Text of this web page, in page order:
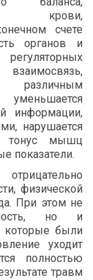
крови,
счете
органов и
различным
информации,
нарушается
тонус мышц
показатели.
физической
При этом не
но и
которые были
уходит
полностью
травм